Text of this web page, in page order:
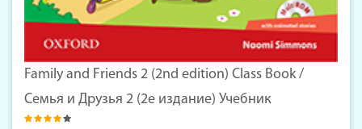
Family and Friends 2 (2nd edition) Class Book /
Семья и Друзья 2 (2е издание) Учебник